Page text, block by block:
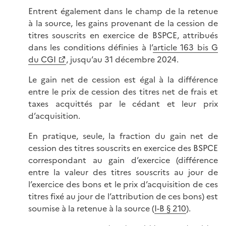
Entrent également dans le champ de la retenue
à la source, les gains provenant de la cession de
titres souscrits en exercice de BSPCE, attribués
dans les conditions définies à l’article 163 bis G
du CGI
, jusqu’au 31 décembre 2024.
Le gain net de cession est égal à la différence
entre le prix de cession des titres net de frais et
taxes acquittés par le cédant et leur prix
d’acquisition.
En pratique, seule, la fraction du gain net de
cession des titres souscrits en exercice des BSPCE
correspondant au gain d’exercice (différence
entre la valeur des titres souscrits au jour de
l’exercice des bons et le prix d’acquisition de ces
titres fixé au jour de l’attribution de ces bons) est
soumise à la retenue à la source (I-B § 210).